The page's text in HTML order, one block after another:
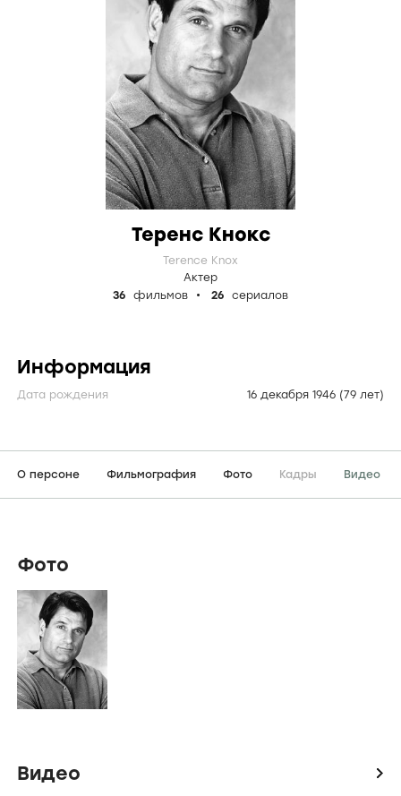
Теренс Кнокс
Terence Knox
Актер
36
фильмов 26 сериалов
Информация
Дата рождения 16 декабря 1946 (79 лет)
О персоне Фильмография Фото Кадры Видео
Фото
Видео icon